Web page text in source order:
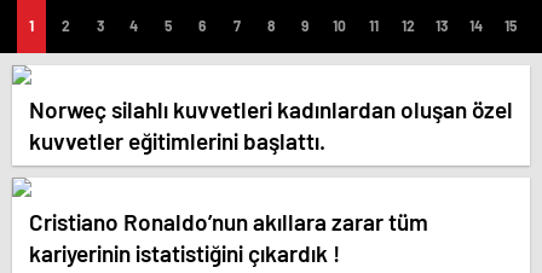
Norweç silahlı kuvvetleri kadınlardan oluşan özel
kuvvetler eğitimlerini başlattı.
Cristiano Ronaldo’nun akıllara zarar tüm
kariyerinin istatistiğini çıkardık !